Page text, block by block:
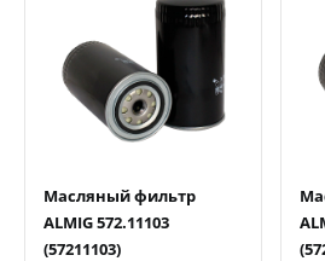
Быстрый просмотрДобавить к сравнению
Добавить в избранное
Масляный фильтр
ALMIG 572.11103
(57211103)